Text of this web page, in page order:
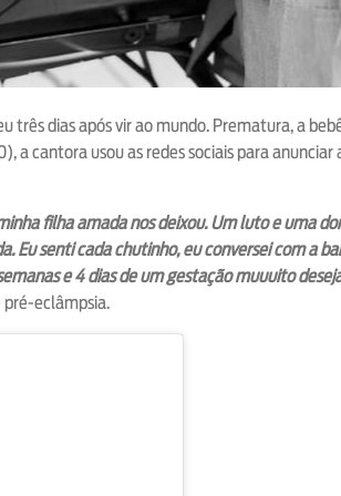
três dias após vir ao mundo. Prematura, a
a cantora usou as redes sociais para anunciar
filha amada nos deixou. Um luto e uma
Eu senti cada chutinho, eu conversei com a
e 4 dias de um gestação muuuito
pré-eclâmpsia.